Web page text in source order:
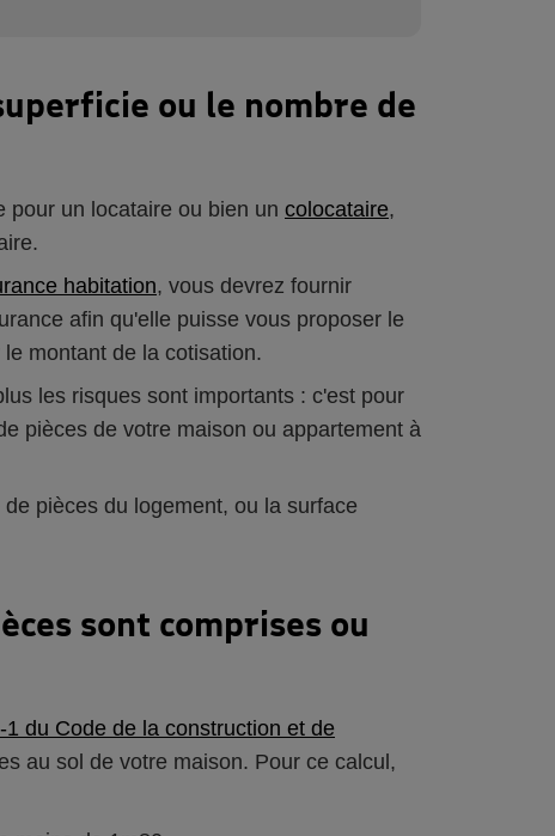
ou le nombre de
pour un locataire ou bien un colocataire,
habitation, vous devrez fournir
afin qu'elle puisse vous proposer le
montant de la cotisation.
les risques sont importants : c'est pour
pièces de votre maison ou appartement à
pièces du logement, ou la surface
sont comprises ou
1 du Code de la construction et de
au sol de votre maison. Pour ce calcul,